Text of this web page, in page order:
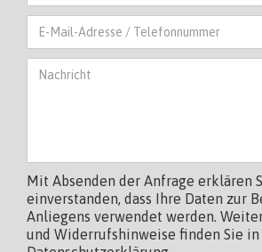
Mit Absenden der Anfrage erklären
einverstanden, dass Ihre Daten zur
Anliegens verwendet werden.
und Widerrufshinweise finden Sie in